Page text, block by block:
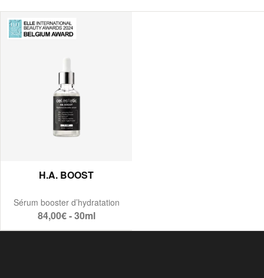
H.A. BOOST
Sérum booster d’hydratation
84,00€ - 30ml